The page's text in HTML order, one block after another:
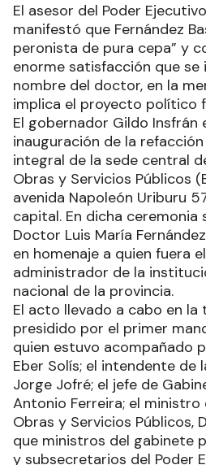
El asesor del Poder
manifestó que Fernández
peronista de pura cepa” y
enorme satisfacción que se
nombre del doctor, en la
implica el proyecto político
El gobernador Gildo Insfrán
inauguración de la
integral de la sede central
Obras y Servicios Públicos
avenida Napoleón Uriburu
capital. En dicha ceremonia
Doctor Luis María
en homenaje a quien fuera
administrador de la
nacional de la provincia.
El acto llevado a cabo en la
presidido por el primer
quien estuvo acompañado
Eber Solís; el intendente de
Jorge Jofré; el jefe de
Antonio Ferreira; el ministro
Obras y Servicios Públicos,
que ministros del gabinete
y subsecretarios del Poder